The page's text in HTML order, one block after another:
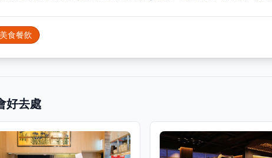
美食餐飲
好去處